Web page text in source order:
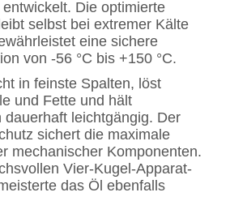
Die optimierte
selbst bei extremer Kälte
eine sichere
von -56 °C bis +150 °C.
in feinste Spalten, löst
und Fette und hält
dauerhaft leichtgängig. Der
sichert die maximale
mechanischer Komponenten.
Vier-Kugel-Apparat-
das Öl ebenfalls